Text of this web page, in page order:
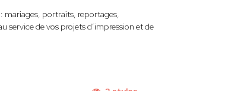
mariages, portraits, reportages,
service de vos projets d’impression et de